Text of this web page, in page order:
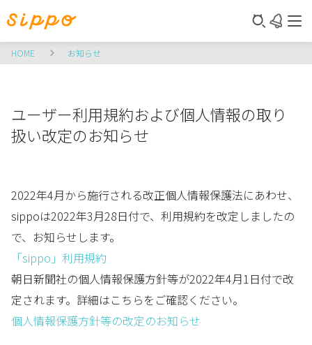
HOME お知らせ
ユーザー利用規約および個人情報の取り
扱い改定のお知らせ
2022年4月から施行される改正個人情報保護法にあわせ、
sippoは2022年3月28日付で、利用規約を改定しましたの
で、お知らせします。
「sippo」利用規約
朝日新聞社の個人情報保護方針等が2022年4月1日付で改
定されます。詳細はこちらをご確認ください。
個人情報保護方針等の改定のお知らせ